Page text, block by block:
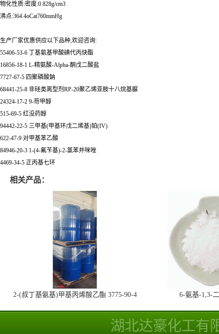
物化性质:密度:0.828g/cm3
沸点:364.4oCat760mmHg
生产厂家优惠供应以下品种,欢迎咨询:
55406-53-6 丁基氨基甲酸碘代丙炔酯
16856-18-1 L-精氨酸-Alpha-酮戊二酸盐
7727-67-5 四聚磷酸鈉
68441-25-8 非硅类离型剂RP-20聚乙烯亚胺十八烷基脲
24324-17-2 9-芴甲醇
515-69-5 红没药醇
94442-22-5 三甲基(甲基环戊二烯基)铂(IV)
622-47-9 对甲基苯乙酸
84946-20-3 1-(4-氟苄基)-2-氯苯并咪唑
4469-34-5 正丙基七环
相关产品：
2-(叔丁基氨基)甲基丙烯酸乙酯 3775-90-4 6-氨基-1,3-
湖北达豪化工有